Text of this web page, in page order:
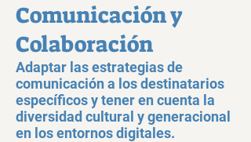
Comunicación y
Colaboración
Adaptar las estrategias de
comunicación a los destinatarios
específicos y tener en cuenta la
diversidad cultural y generacional
en los entornos digitales.